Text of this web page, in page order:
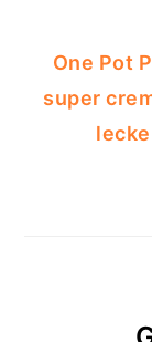
One Pot
super